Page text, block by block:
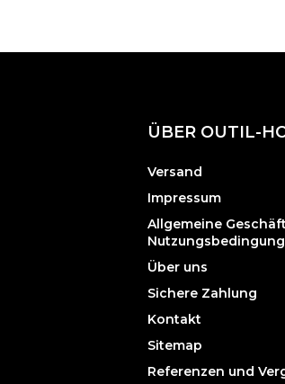
ÜBER OUTIL-
Versand
Impressum
Allgemeine
Über uns
Sichere Zahlung
Kontakt
Sitemap
Referenzen und